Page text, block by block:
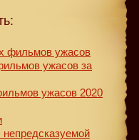
фильмов ужасов
ужасов за
ужасов 2020